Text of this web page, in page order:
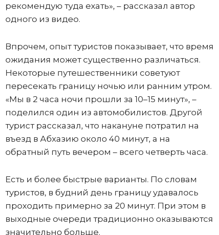
рекомендую туда ехать», – рассказал автор
одного из видео.
Впрочем, опыт туристов показывает, что время
ожидания может существенно различаться.
Некоторые путешественники советуют
пересекать границу ночью или ранним утром.
«Мы в 2 часа ночи прошли за 10–15 минут», –
поделился один из автомобилистов. Другой
турист рассказал, что накануне потратил на
въезд в Абхазию около 40 минут, а на
обратный путь вечером – всего четверть часа.
Есть и более быстрые варианты. По словам
туристов, в будний день границу удавалось
проходить примерно за 20 минут. При этом в
выходные очереди традиционно оказываются
значительно больше.